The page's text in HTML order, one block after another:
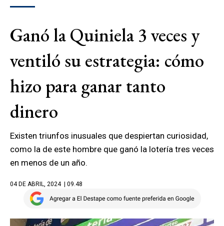
Ganó la Quiniela 3 veces y
ventiló su estrategia: cómo
hizo para ganar tanto
dinero
Existen triunfos inusuales que despiertan curiosidad,
como la de este hombre que ganó la lotería tres veces
en menos de un año.
04 DE ABRIL, 2024 | 09.48